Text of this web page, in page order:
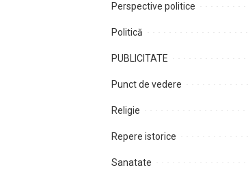
Perspective politice
Politică
PUBLICITATE
Punct de vedere
Religie
Repere istorice
Sanatate